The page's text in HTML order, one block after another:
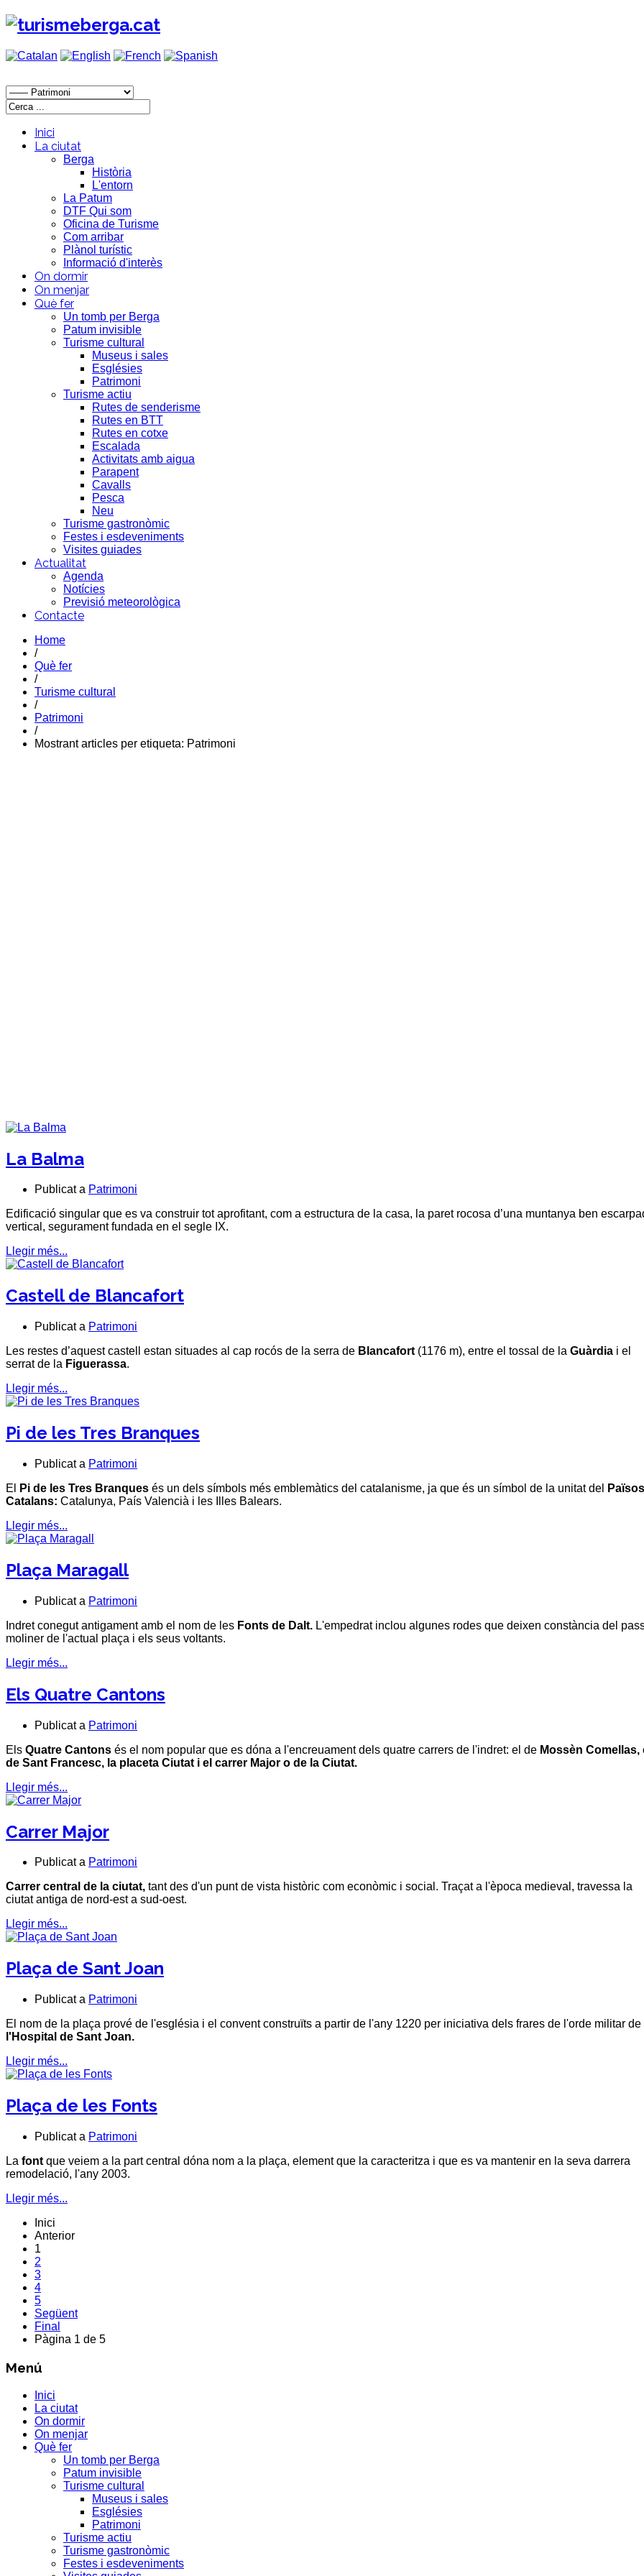
Inici
La ciutat
Berga
Història
L'entorn
La Patum
DTF Qui som
Oficina de Turisme
Com arribar
Plànol turístic
Informació d'interès
On dormir
On menjar
Què fer
Un tomb per Berga
Patum invisible
Turisme cultural
Museus i sales
Esglésies
Patrimoni
Turisme actiu
Rutes de senderisme
Rutes en BTT
Rutes en cotxe
Escalada
Activitats amb aigua
Parapent
Cavalls
Pesca
Neu
Turisme gastronòmic
Festes i esdeveniments
Visites guiades
Actualitat
Agenda
Notícies
Previsió meteorològica
Contacte
Home
/
Què fer
/
Turisme cultural
/
Patrimoni
/
Mostrant articles per etiqueta: Patrimoni
La Balma
Publicat a Patrimoni
Edificació singular que es va construir tot aprofitant, com a estructura de la casa, la paret rocosa d’una muntanya ben
vertical, segurament fundada en el segle IX.
Llegir més...
Castell de Blancafort
Publicat a Patrimoni
Les restes d’aquest castell estan situades al cap rocós de la serra de Blancafort (1176 m), entre el tossal de la Guàrdia i el
serrat de la Figuerassa.
Llegir més...
Pi de les Tres Branques
Publicat a Patrimoni
El
Pi de les Tres Branques és un dels símbols més emblemàtics del catalanisme, ja que és un símbol de la unitat del
Països
Catalans: Catalunya, País Valencià i les Illes Balears.
Llegir més...
Plaça Maragall
Publicat a Patrimoni
Indret conegut antigament amb el nom de les Fonts de Dalt. L'empedrat inclou algunes rodes que deixen constància del
moliner de l'actual plaça i els seus voltants.
Llegir més...
Els Quatre Cantons
Publicat a Patrimoni
Els Quatre Cantons és el nom popular que es dóna a l'encreuament dels quatre carrers de l'indret: el de Mossèn Comellas,
de Sant Francesc, la placeta Ciutat i el carrer Major o de la Ciutat.
Llegir més...
Carrer Major
Publicat a Patrimoni
Carrer central de la ciutat, tant des d'un punt de vista històric com econòmic i social. Traçat a l'època medieval, travessa la
ciutat antiga de nord-est a sud-oest.
Llegir més...
Plaça de Sant Joan
Publicat a Patrimoni
El nom de la plaça prové de l'església i el convent construïts a partir de l'any 1220 per iniciativa dels frares de l'orde militar de
l' Hospital de Sant Joan.
Llegir més...
Plaça de les Fonts
Publicat a Patrimoni
La font que veiem a la part central dóna nom a la plaça, element que la caracteritza i que es va mantenir en la seva darrera
remodelació, l'any 2003.
Llegir més...
Inici
Anterior
1
2
3
4
5
Següent
Final
Pàgina 1 de 5
Menú
Inici
La ciutat
On dormir
On menjar
Què fer
Un tomb per Berga
Patum invisible
Turisme cultural
Museus i sales
Esglésies
Patrimoni
Turisme actiu
Turisme gastronòmic
Festes i esdeveniments